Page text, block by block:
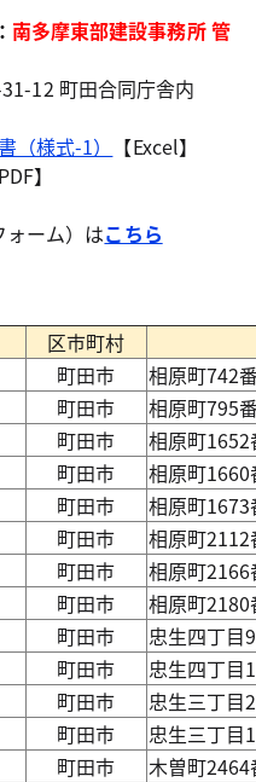
南多摩東部建設事務所 管
12 町田合同庁舎内
（様式-1）
【Excel】
】
ォーム）はこちら
区市町村
町田市
相原町742
町田市
相原町795
町田市
相原町
町田市
相原町
町田市
相原町
町田市
相原町
町田市
相原町
町田市
相原町
町田市
忠生四丁目
町田市
忠生四丁目
町田市
忠生三丁目
町田市
忠生三丁目
町田市
木曽町